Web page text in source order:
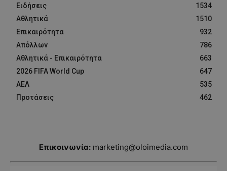
Ειδήσεις
1534
Αθλητικά
1510
Επικαιρότητα
932
Απόλλων
786
Αθλητικά - Επικαιρότητα
663
2026 FIFA World Cup
647
ΑΕΛ
535
Προτάσεις
462
Επικοινωνία: marketing@oloimedia.com